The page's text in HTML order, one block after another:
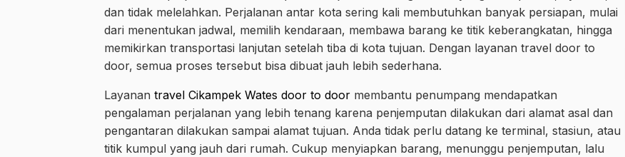
dan tidak melelahkan. Perjalanan antar kota sering kali membutuhkan banyak persiapan, mulai
dari menentukan jadwal, memilih kendaraan, membawa barang ke titik keberangkatan, hingga
memikirkan transportasi lanjutan setelah tiba di kota tujuan. Dengan layanan travel door to
door, semua proses tersebut bisa dibuat jauh lebih sederhana.
Layanan travel Cikampek Wates door to door membantu penumpang mendapatkan
pengalaman perjalanan yang lebih tenang karena penjemputan dilakukan dari alamat asal dan
pengantaran dilakukan sampai alamat tujuan. Anda tidak perlu datang ke terminal, stasiun, atau
titik kumpul yang jauh dari rumah. Cukup menyiapkan barang, menunggu penjemputan, lalu